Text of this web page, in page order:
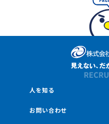
人を知る
お問い合わせ